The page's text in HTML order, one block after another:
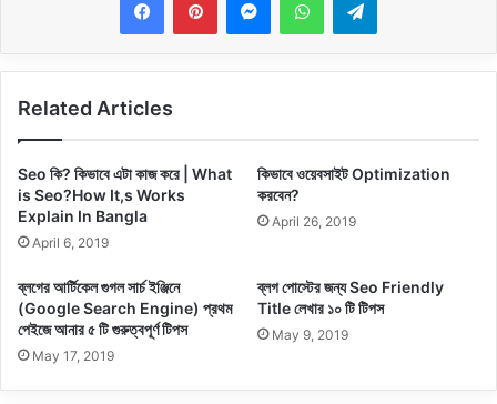
Related Articles
Seo কি? কিভাবে এটা কাজ করে | What
is Seo?How It,s Works
Explain In Bangla
April 6, 2019
কিভাবে ওয়েবসাইট Optimization
করবেন?
April 26, 2019
ব্লগের আর্টিকেল গুগল সার্চ ইঞ্জিনে
(Google Search Engine) প্রথম
পেইজে আনার ৫ টি গুরুত্বপূর্ণ টিপস
May 17, 2019
ব্লগ পোস্টের জন্য Seo Friendly
Title লেখার ১০ টি টিপস
May 9, 2019